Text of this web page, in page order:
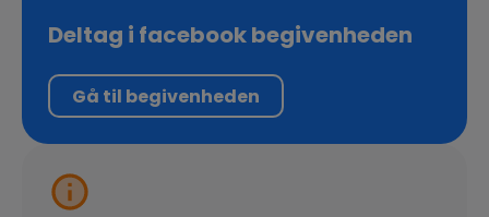
Deltag i facebook begivenheden
Gå til begivenheden